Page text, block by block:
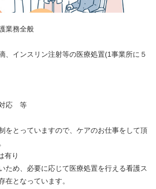
業務全般
、インスリン注射等の医療処置(1事業所に５
対応 等
をとっていますので、ケアのお仕事をして頂
有り
ため、必要に応じて医療処置を行える看護ス
在となっています。